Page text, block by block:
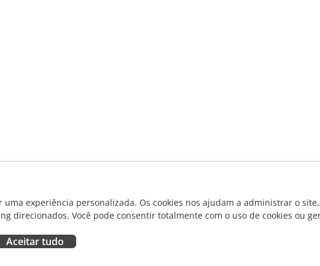
uma experiência personalizada. Os cookies nos ajudam a administrar o
direcionados. Você pode consentir totalmente com o uso de cookies ou
Aceitar tudo